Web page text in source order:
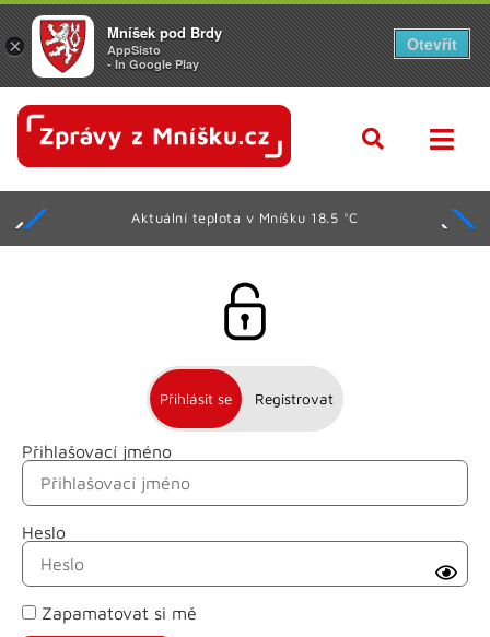
Aktuální teplota v Mníšku 18.5 °C
Přihlásit se Registrovat
Přihlašovací jméno
Heslo
Zapamatovat si mě
Jméno
Příjmení
E-mail
×
Mníšek pod Brdy
AppSisto
- In Google Play
Otevřít